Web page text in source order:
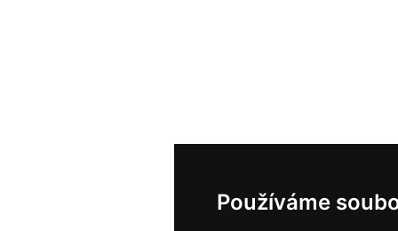
Používáme